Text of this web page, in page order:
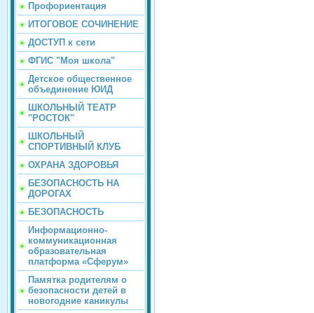
Профориентация
ИТОГОВОЕ СОЧИНЕНИЕ
ДОСТУП к сети
ФГИС "Моя школа"
Детское общественное
объединение ЮИД
ШКОЛЬНЫЙ ТЕАТР
"РОСТОК"
ШКОЛЬНЫЙ
СПОРТИВНЫЙ КЛУБ
ОХРАНА ЗДОРОВЬЯ
БЕЗОПАСНОСТЬ НА
ДОРОГАХ
БЕЗОПАСНОСТЬ
Информационно-
коммуникационная
образовательная
платформа «Сферум»
Памятка родителям о
безопасности детей в
новогодние каникулы